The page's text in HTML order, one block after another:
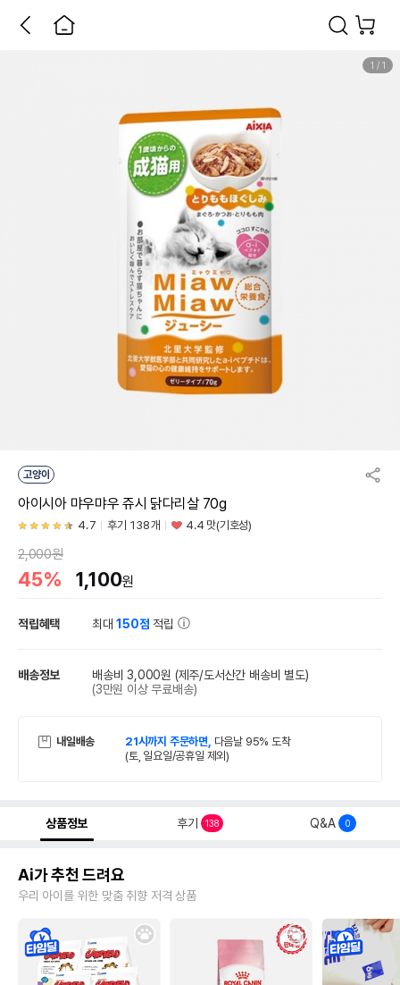
1 / 1
고양이
아이시아 먀우먀우 쥬시 닭다리살 70g
4.7 후기 138개 4.4 맛(기호성)
2,000원
45% 1,100원
적립혜택 최대150점 적립
배송정보 배송비 3,000원 (제주/도서산간 배송비 별도)
(3만원 이상 무료배송)
내일배송 21시까지 주문하면, 다음날 95% 도착
(토, 일요일/공휴일 제외)
상품정보 후기 138 Q&A 0
Ai가 추천 드려요
우리 아이를 위한 맞춤 취향 저격 상품